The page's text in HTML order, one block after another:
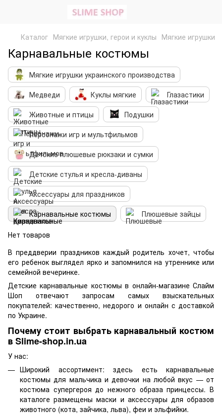
Каталог Мягкие игрушки, герои и куклы Мягкие игрушки
В преддверии праздников каждый родитель хочет, чтобы
его ребенок выглядел ярко и запомнился на утреннике или
семейной вечеринке.
Детские карнавальные костюмы в онлайн-магазине Слайм
Шоп отвечают запросам самых взыскательных
покупателей: качественно, недорого и онлайн с доставкой
по Украине.
Почему стоит выбрать карнавальный костюм
в Slime-shop.in.ua
У нас:
Широкий ассортимент: здесь есть карнавальные
костюмы для мальчика и девочки на любой вкус — от
костюма супергероя до нежного образа принцессы. В
каталоге размещены маски и аксессуары для образов
животного (кота, зайчика, льва), феи и эльфийки.
Карнавальные костюмы
Мягкие игрушки украинского производcтва
Медведи
Куклы мягкие
Глазастики
Животные и птицы
Подушки
Персонажи игр и мультфильмов
Детские плюшевые рюкзаки и сумки
Детские стулья и кресла-диваны
Аксессуары для праздников
Карнавальные костюмы
Плюшевые зайцы
Нет товаров